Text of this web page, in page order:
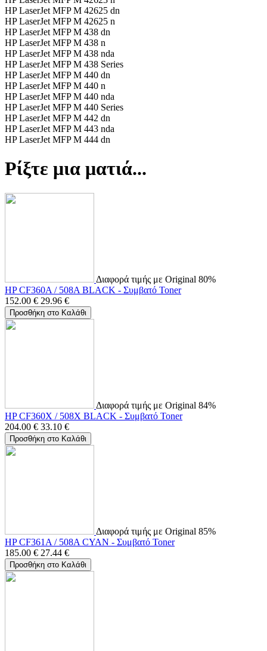
HP LaserJet MFP M 42625 dn
HP LaserJet MFP M 42625 n
HP LaserJet MFP M 438 dn
HP LaserJet MFP M 438 n
HP LaserJet MFP M 438 nda
HP LaserJet MFP M 438 Series
HP LaserJet MFP M 440 dn
HP LaserJet MFP M 440 n
HP LaserJet MFP M 440 nda
HP LaserJet MFP M 440 Series
HP LaserJet MFP M 442 dn
HP LaserJet MFP M 443 nda
HP LaserJet MFP M 444 dn
Ρίξτε μια ματιά...
Διαφορά τιμής με Original 80%
HP CF360A / 508A BLACK - Συμβατό Toner
152.00 € 29.96 €
Προσθήκη στο Καλάθι
Διαφορά τιμής με Original 84%
HP CF360X / 508X BLACK - Συμβατό Toner
204.00 € 33.10 €
Προσθήκη στο Καλάθι
Διαφορά τιμής με Original 85%
HP CF361A / 508A CYAN - Συμβατό Toner
185.00 € 27.44 €
Προσθήκη στο Καλάθι